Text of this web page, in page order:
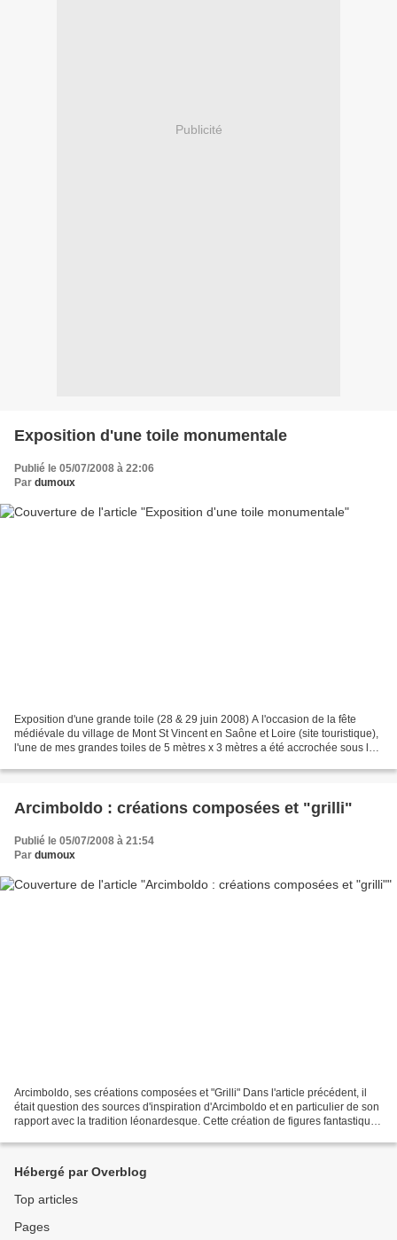
Publicité
Exposition d'une toile monumentale
Publié le 05/07/2008 à 22:06
Par dumoux
Exposition d'une grande toile (28 & 29 juin 2008) A l'occasion de la fête
médiévale du village de Mont St Vincent en Saône et Loire (site touristique),
l'une de mes grandes toiles de 5 mètres x 3 mètres a été accrochée sous la
Arcimboldo : créations composées et "grilli"
Publié le 05/07/2008 à 21:54
Par dumoux
Arcimboldo, ses créations composées et "Grilli" Dans l'article précédent, il
était question des sources d'inspiration d'Arcimboldo et en particulier de son
rapport avec la tradition léonardesque. Cette création de figures fantastiques
Hébergé par Overblog
Top articles
Pages